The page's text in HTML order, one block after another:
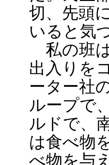
切、先頭
いると気
私の班
出入りを
ーター社
ループで
ルドで、
は食べ物
べ物を与